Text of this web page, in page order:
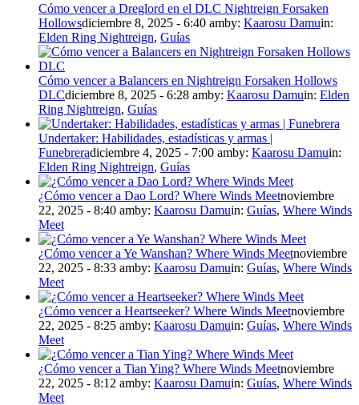
Cómo vencer a Dreglord en el DLC Nightreign Forsaken
Hollowsdiciembre 8, 2025 - 6:40 amby: Kaarosu Damuin:
Elden Ring Nightreign, Guías
Cómo vencer a Balancers en Nightreign Forsaken Hollows
DLCdiciembre 8, 2025 - 6:28 amby: Kaarosu Damuin: Elden
Ring Nightreign, Guías
Undertaker: Habilidades, estadísticas y armas |
Funebreradiciembre 4, 2025 - 7:00 amby: Kaarosu Damuin:
Elden Ring Nightreign, Guías
¿Cómo vencer a Dao Lord? Where Winds Meetnoviembre
22, 2025 - 8:40 amby: Kaarosu Damuin: Guías, Where Winds
Meet
¿Cómo vencer a Ye Wanshan? Where Winds Meetnoviembre
22, 2025 - 8:33 amby: Kaarosu Damuin: Guías, Where Winds
Meet
¿Cómo vencer a Heartseeker? Where Winds Meetnoviembre
22, 2025 - 8:25 amby: Kaarosu Damuin: Guías, Where Winds
Meet
¿Cómo vencer a Tian Ying? Where Winds Meetnoviembre
22, 2025 - 8:12 amby: Kaarosu Damuin: Guías, Where Winds
Meet